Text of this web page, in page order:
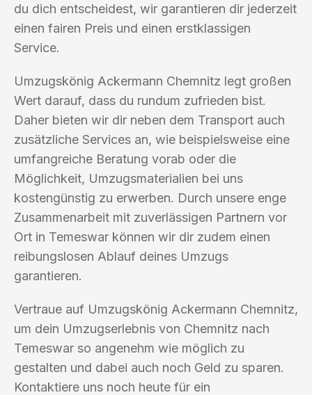
du dich entscheidest, wir garantieren dir jederzeit
einen fairen Preis und einen erstklassigen
Service.
Umzugskönig Ackermann Chemnitz legt großen
Wert darauf, dass du rundum zufrieden bist.
Daher bieten wir dir neben dem Transport auch
zusätzliche Services an, wie beispielsweise eine
umfangreiche Beratung vorab oder die
Möglichkeit, Umzugsmaterialien bei uns
kostengünstig zu erwerben. Durch unsere enge
Zusammenarbeit mit zuverlässigen Partnern vor
Ort in Temeswar können wir dir zudem einen
reibungslosen Ablauf deines Umzugs
garantieren.
Vertraue auf Umzugskönig Ackermann Chemnitz,
um dein Umzugserlebnis von Chemnitz nach
Temeswar so angenehm wie möglich zu
gestalten und dabei auch noch Geld zu sparen.
Kontaktiere uns noch heute für ein